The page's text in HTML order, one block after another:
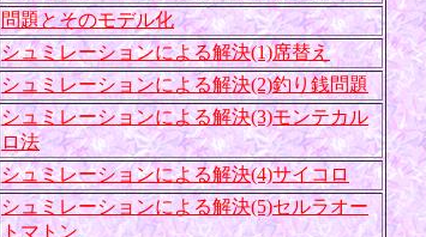
問題とそのモデル化
シュミレーションによる解決(1)席替え
シュミレーションによる解決(2)釣り銭問題
シュミレーションによる解決(3)モンテカル
ロ法
シュミレーションによる解決(4)サイコロ
シュミレーションによる解決(5)セルラオー
トマトン